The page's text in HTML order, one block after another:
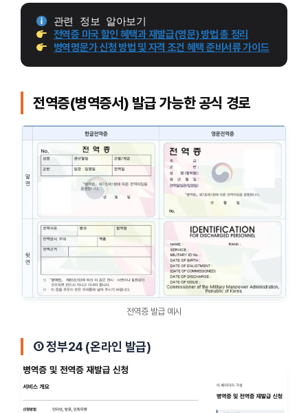
관련 정보 알아보기
전역증 미국 할인 혜택과 재발급(영문) 방법 총 정리
병역명문가 신청 방법 및 자격 조건 혜택 준비서류 가이드
전역증(병역증서) 발급 가능한 공식 경로
전역증 발급 예시
①정부24 (온라인 발급)